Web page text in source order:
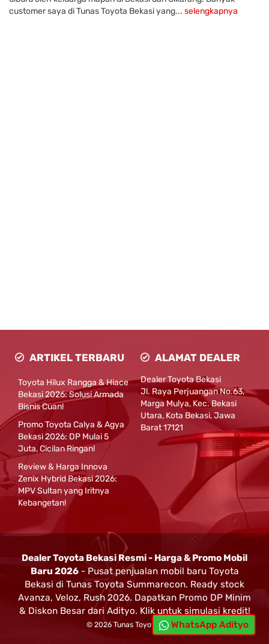
customer saya di Tunas Toyota Bekasi yang... selengkapnya
ARTIKEL TERBARU
Toyota Hilux Rangga & Hiace
Bekasi 2026: Solusi Armada
Bisnis Cuan!
Promo Toyota Calya & Agya
Bekasi 2026: DP Mulai 5
Juta, Cicilan Ringan!
Review & Harga Innova
Zenix Hybrid Bekasi 2026:
MPV Sultan yang Iritnya
Kebangetan!
ALAMAT DEALER
Dealer Toyota Bekasi
Jl. Raya Perjuangan No.63,
Marga Mulya, Kec. Bekasi
Utara, Kota Bekasi, Jawa
Barat 17121
Dealer Toyota Bekasi Resmi - Harga & Promo Mobil
Baru 2026- Pusat penjualan mobil baru Toyota
Bekasi di Tunas Toyota Summarecon. Ready stock
Avanza, Veloz, Rush 2026. Dapatkan Promo DP Minim
& Diskon Besar dari Adityo. Klik untuk simulasi kredit!
© 2026 Tunas Toyota BekasiWhatsApp Adityo